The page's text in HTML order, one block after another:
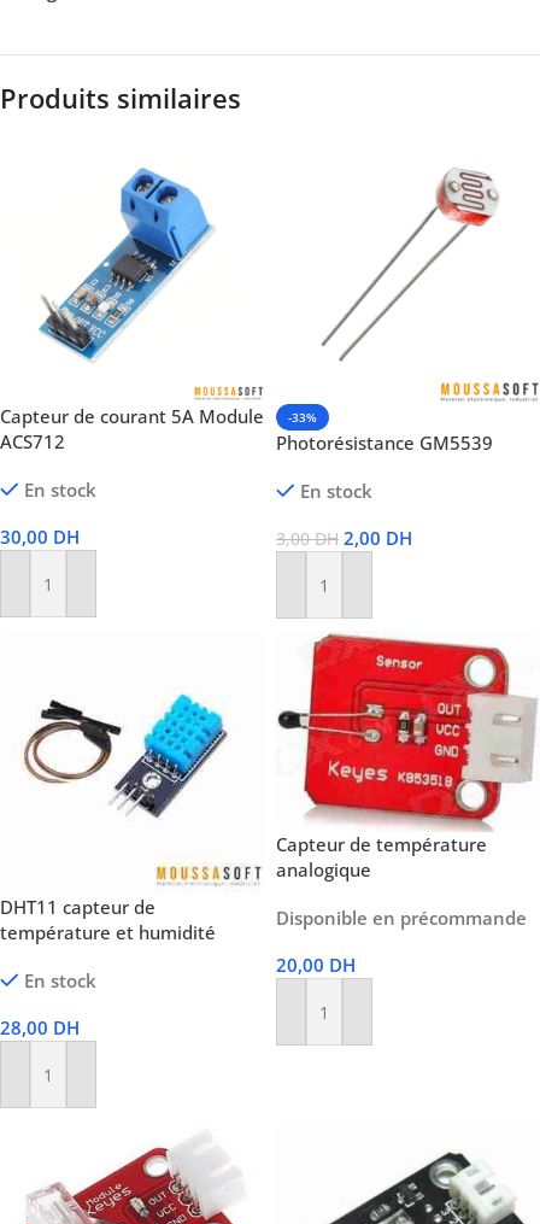
Produits similaires
Capteur de courant 5A Module
ACS712
En stock
30,00 DH
Ajouter Au Panier
-33%
Photorésistance GM5539
En stock
3,00DH 2,00 DH
Ajouter Au Panier
DHT11 capteur de
température et humidité
En stock
28,00 DH
Ajouter Au Panier
Capteur de température
analogique
Disponible en précommande
20,00 DH
Ajouter Au Panier